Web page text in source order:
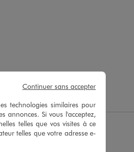
technologies similaires pour
annonces. Si vous l'acceptez,
telles que vos visites à ce
telles que votre adresse e-
Continuer sans accepter